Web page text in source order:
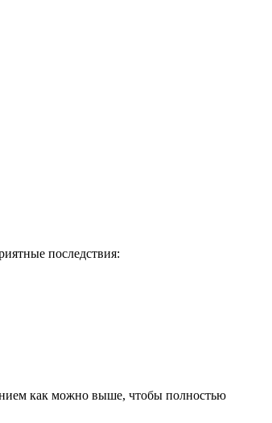
последствия:
как можно выше, чтобы полностью